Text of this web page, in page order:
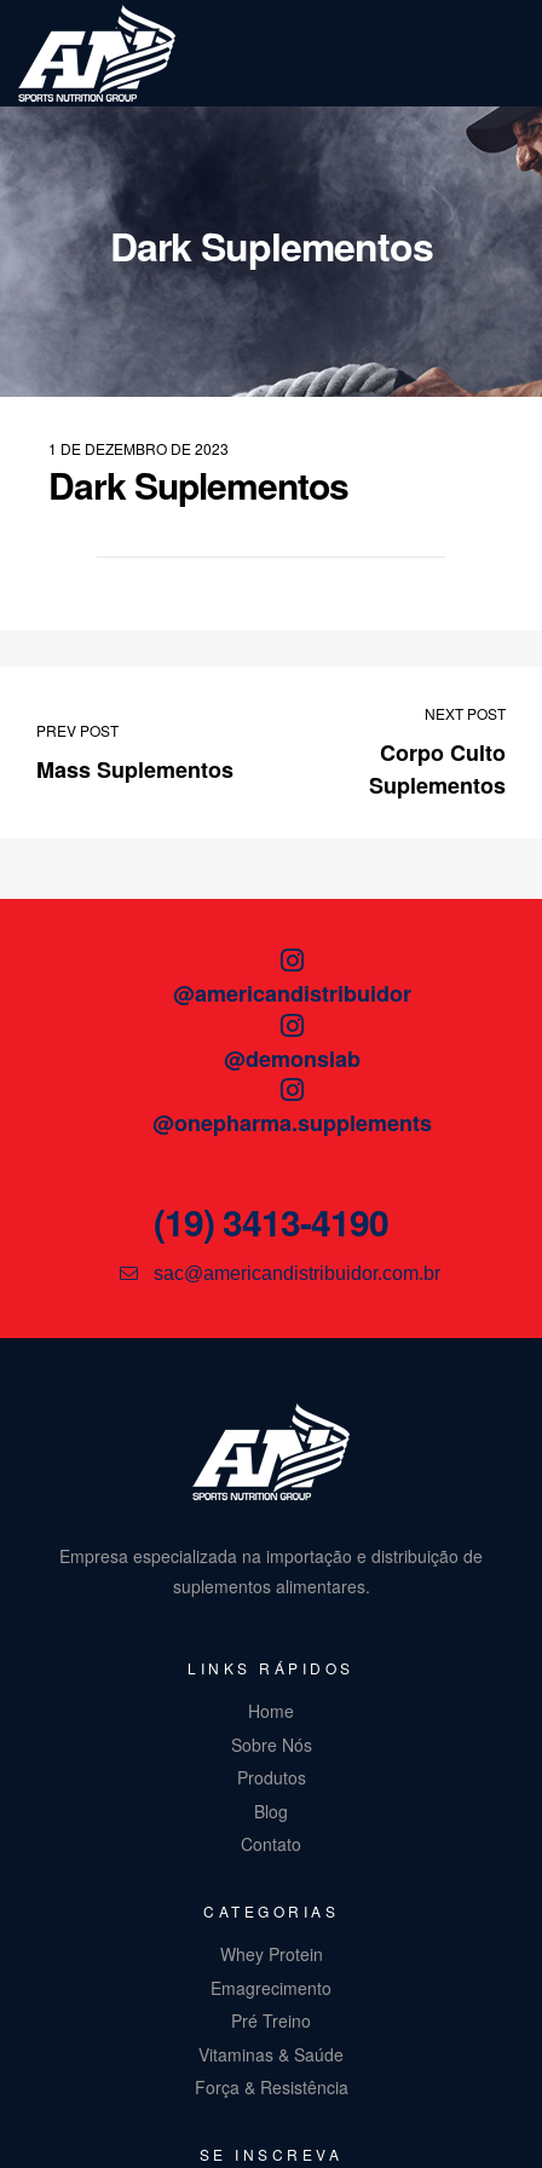
Dark Suplementos
1 DE DEZEMBRO DE 2023
Dark Suplementos
PREV POST
Mass Suplementos
NEXT POST
Corpo Culto
Suplementos
@americandistribuidor
@demonslab
@onepharma.supplements
(19) 3413-4190
sac@americandistribuidor.com.br
Empresa especializada na importação e distribuição de
suplementos alimentares.
LINKS RÁPIDOS
Home
Sobre Nós
Produtos
Blog
Contato
CATEGORIAS
Whey Protein
Emagrecimento
Pré Treino
Vitaminas & Saúde
Força & Resistência
SE INSCREVA